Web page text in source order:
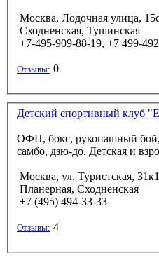
Москва, Лодочная улица,
Сходненская, Тушинская
+7-495-909-88-19, +7 499-
Отзывы: 0
Детский спортивный клуб
ОФП, бокс, рукопашный бой,
самбо, дзю-до. Детская и
Москва, ул. Туристская, 31к1
Планерная, Сходненская
+7 (495) 494-33-33
Отзывы: 4